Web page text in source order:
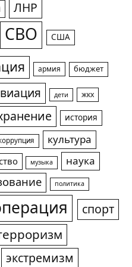
ЛНР
СВО США
армия бюджет
дети жкх
история
культура
музыка
наука
политика
спорт
экстремизм